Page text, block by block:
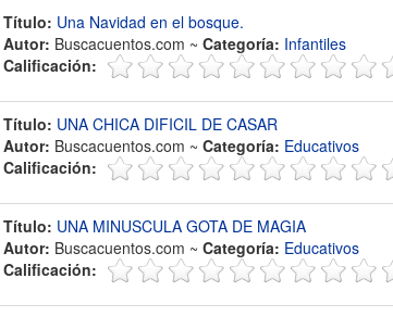
Título: Una Navidad en el bosque.
Autor: Buscacuentos.com ~ Categoría: Infantiles
Calificación:
Título: UNA CHICA DIFICIL DE CASAR
Autor: Buscacuentos.com ~ Categoría: Educativos
Calificación:
Título: UNA MINUSCULA GOTA DE MAGIA
Autor: Buscacuentos.com ~ Categoría: Educativos
Calificación: